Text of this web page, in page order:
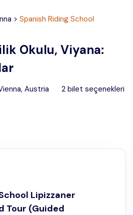
> Spanish Riding School
Okulu, Viyana:
, Austria 2 bilet seçenekleri
Lipizzaner
Tour (Guided